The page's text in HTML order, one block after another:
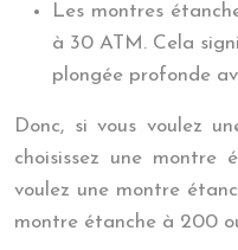
Les montres
à 30 ATM. Cela
plongée profonde
Donc, si vous voulez
choisissez une montre
voulez une montre
montre étanche à 200